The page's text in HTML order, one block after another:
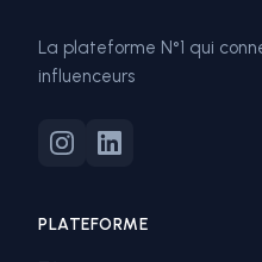
La plateforme N°1 qui
influenceurs
PLATEFORME